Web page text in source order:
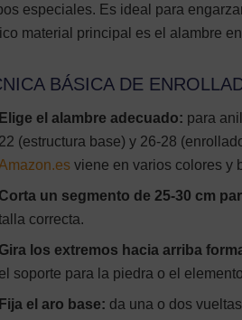
especiales. Es ideal para
material principal es el alambre
BÁSICA DE
Elige el alambre adecuado: para
22 (estructura base) y 26-28
viene en varios colores y
Corta un segmento de 25-30 cm
correcta.
Gira los extremos hacia arriba
el soporte para la piedra o el
Fija el aro base: da una o dos